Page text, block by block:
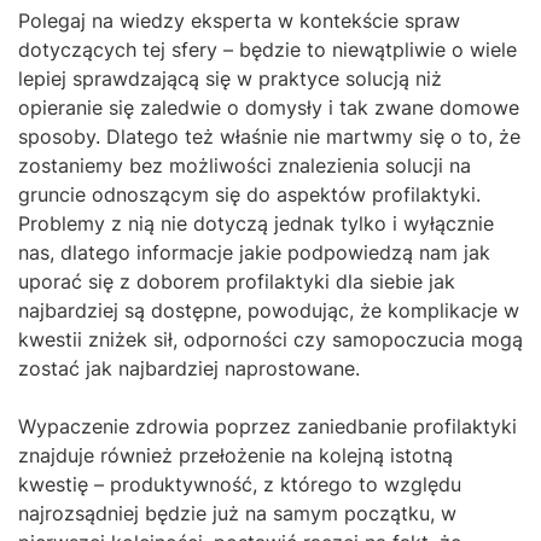
Polegaj na wiedzy eksperta w kontekście spraw
dotyczących tej sfery – będzie to niewątpliwie o wiele
lepiej sprawdzającą się w praktyce solucją niż
opieranie się zaledwie o domysły i tak zwane domowe
sposoby. Dlatego też właśnie nie martwmy się o to, że
zostaniemy bez możliwości znalezienia solucji na
gruncie odnoszącym się do aspektów profilaktyki.
Problemy z nią nie dotyczą jednak tylko i wyłącznie
nas, dlatego informacje jakie podpowiedzą nam jak
uporać się z doborem profilaktyki dla siebie jak
najbardziej są dostępne, powodując, że komplikacje w
kwestii zniżek sił, odporności czy samopoczucia mogą
zostać jak najbardziej naprostowane.
Wypaczenie zdrowia poprzez zaniedbanie profilaktyki
znajduje również przełożenie na kolejną istotną
kwestię – produktywność, z którego to względu
najrozsądniej będzie już na samym początku, w